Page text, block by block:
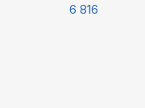
6 816